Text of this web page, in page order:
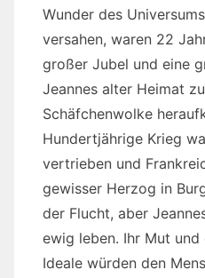
Wunder des
versahen, waren 22
großer Jubel und eine
Jeannes alter Heimat
Schäfchenwolke
Hundertjährige Krieg
vertrieben und
gewisser Herzog in
der Flucht, aber
ewig leben. Ihr Mut und
Ideale würden den